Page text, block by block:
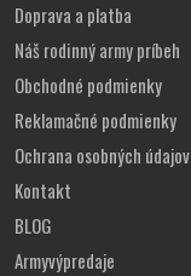
Doprava a platba
Náš rodinný army príbeh
Obchodné podmienky
Reklamačné podmienky
Ochrana osobných údajov
Kontakt
BLOG
Armyvýpredaje